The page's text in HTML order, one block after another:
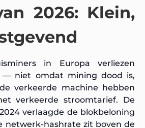
2026: Klein,
in Europa verliezen
— niet omdat mining dood is,
verkeerde machine hebben
verkeerde stroomtarief. De
verlaagde de blokbeloning
netwerk-hashrate zit boven de